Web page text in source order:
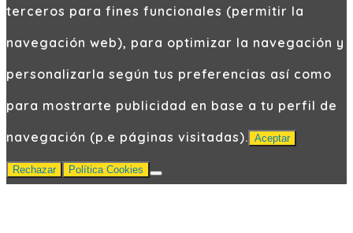
terceros para fines funcionales (permitir la
navegación web), para optimizar la navegación y
personalizarla según tus preferencias así como
para mostrarte publicidad en base a tu perfil de
navegación (p.e páginas visitadas). Aceptar
Rechazar Política Cookies